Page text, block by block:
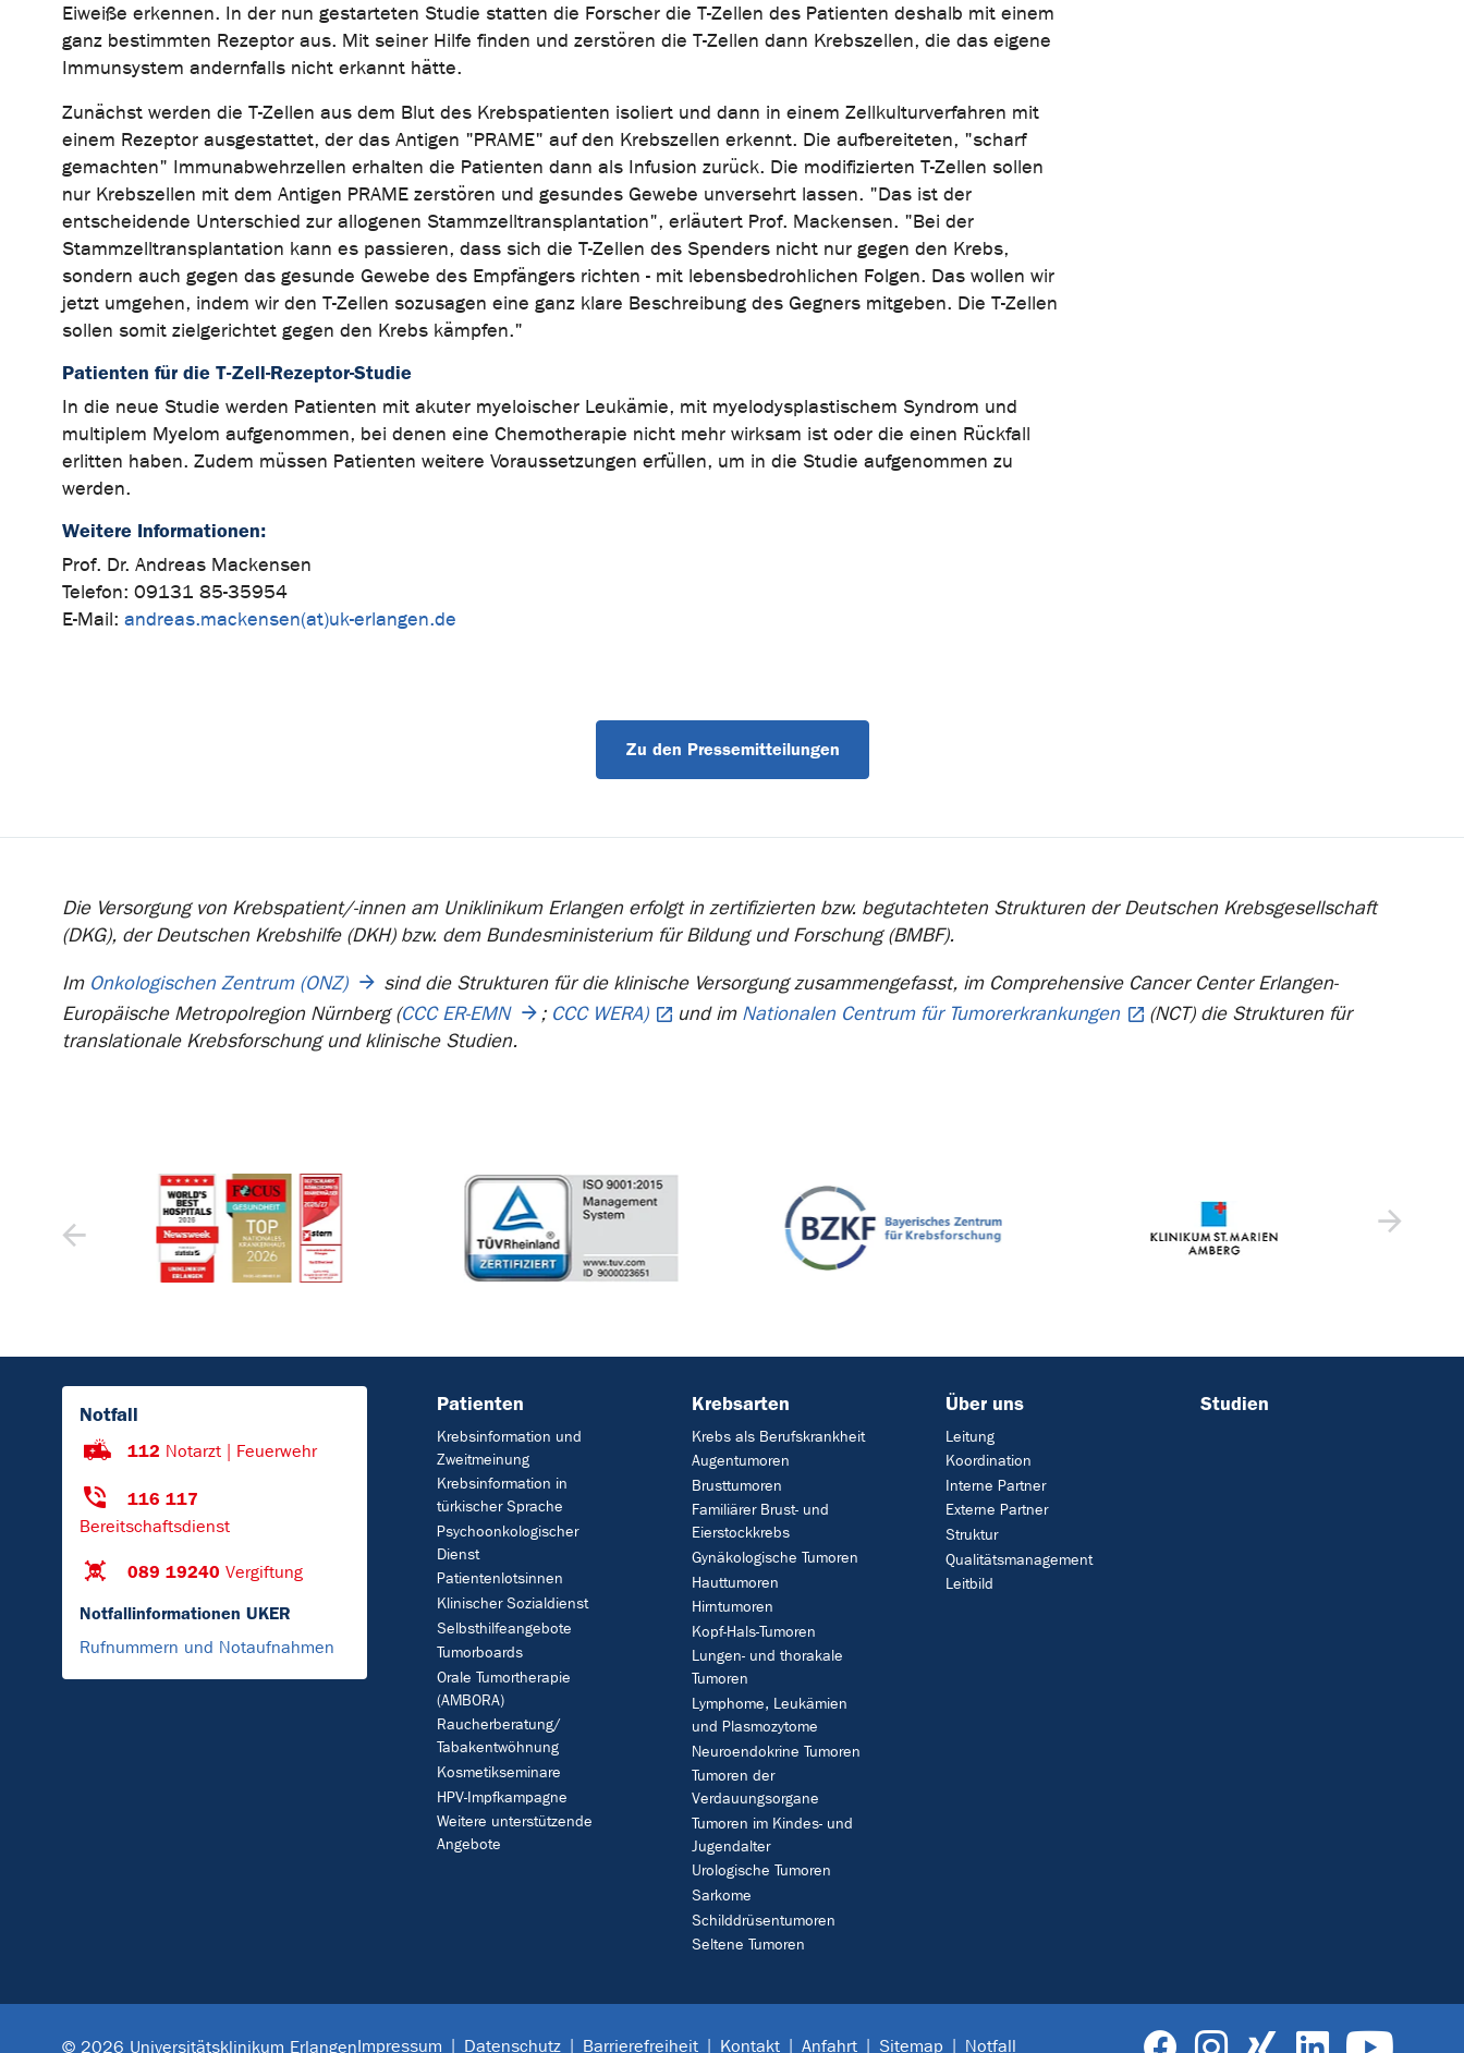
Eiweiße erkennen. In der nun gestarteten Studie statten die Forscher die T-Zellen des Patienten deshalb mit einem
ganz bestimmten Rezeptor aus. Mit seiner Hilfe finden und zerstören die T-Zellen dann Krebszellen, die das eigene
Immunsystem andernfalls nicht erkannt hätte.
Zunächst werden die T-Zellen aus dem Blut des Krebspatienten isoliert und dann in einem Zellkulturverfahren mit
einem Rezeptor ausgestattet, der das Antigen "PRAME" auf den Krebszellen erkennt. Die aufbereiteten, "scharf
gemachten" Immunabwehrzellen erhalten die Patienten dann als Infusion zurück. Die modifizierten T-Zellen sollen
nur Krebszellen mit dem Antigen PRAME zerstören und gesundes Gewebe unversehrt lassen. "Das ist der
entscheidende Unterschied zur allogenen Stammzelltransplantation", erläutert Prof. Mackensen. "Bei der
Stammzelltransplantation kann es passieren, dass sich die T-Zellen des Spenders nicht nur gegen den Krebs,
sondern auch gegen das gesunde Gewebe des Empfängers richten - mit lebensbedrohlichen Folgen. Das wollen wir
jetzt umgehen, indem wir den T-Zellen sozusagen eine ganz klare Beschreibung des Gegners mitgeben. Die T-Zellen
sollen somit zielgerichtet gegen den Krebs kämpfen."
Patienten für die T-Zell-Rezeptor-Studie
In die neue Studie werden Patienten mit akuter myeloischer Leukämie, mit myelodysplastischem Syndrom und
multiplem Myelom aufgenommen, bei denen eine Chemotherapie nicht mehr wirksam ist oder die einen Rückfall
erlitten haben. Zudem müssen Patienten weitere Voraussetzungen erfüllen, um in die Studie aufgenommen zu
werden.
Weitere Informationen:
Prof. Dr. Andreas Mackensen
Telefon: 09131 85-35954
E-Mail: andreas.mackensen(at)uk-erlangen.de
Zu den Pressemitteilungen
Die Versorgung von Krebspatient/-innen am Uniklinikum Erlangen erfolgt in zertifizierten bzw. begutachteten Strukturen der Deutschen Krebsgesellschaft
(DKG), der Deutschen Krebshilfe (DKH) bzw. dem Bundesministerium für Bildung und Forschung (BMBF).
Im Onkologischen Zentrum (ONZ)
sind die Strukturen für die klinische Versorgung zusammengefasst, im Comprehensive Cancer Center Erlangen-
Europäische Metropolregion Nürnberg (CCC ER-EMN ; CCC WERA) und im Nationalen Centrum für Tumorerkrankungen
(NCT) die Strukturen für
translationale Krebsforschung und klinische Studien.
Notfall
112 Notarzt | Feuerwehr
116 117
Bereitschaftsdienst
089 19240 Vergiftung
Notfallinformationen UKER
Rufnummern und Notaufnahmen
Patienten
Krebsinformation und
Zweitmeinung
Krebsinformation in
türkischer Sprache
Psychoonkologischer
Dienst
Patientenlotsinnen
Klinischer Sozialdienst
Selbsthilfeangebote
Tumorboards
Orale Tumortherapie
(AMBORA)
Raucherberatung/
Tabakentwöhnung
Kosmetikseminare
HPV-Impfkampagne
Weitere unterstützende
Angebote
Krebsarten
Krebs als Berufskrankheit
Augentumoren
Brusttumoren
Familiärer Brust- und
Eierstockkrebs
Gynäkologische Tumoren
Hauttumoren
Hirntumoren
Kopf-Hals-Tumoren
Lungen- und thorakale
Tumoren
Lymphome, Leukämien
und Plasmozytome
Neuroendokrine Tumoren
Tumoren der
Verdauungsorgane
Tumoren im Kindes- und
Jugendalter
Urologische Tumoren
Sarkome
Schilddrüsentumoren
Seltene Tumoren
Über uns
Leitung
Koordination
Interne Partner
Externe Partner
Struktur
Qualitätsmanagement
Leitbild
Studien
© 2026 Universitätsklinikum ErlangenImpressum Datenschutz Barrierefreiheit Kontakt Anfahrt Sitemap Notfall